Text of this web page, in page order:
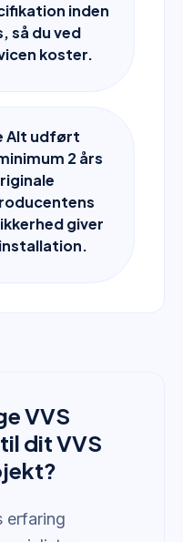
inden
så du ved
koster.
Alt udført
2 års
giver
VVS
dit VVS
erfaring